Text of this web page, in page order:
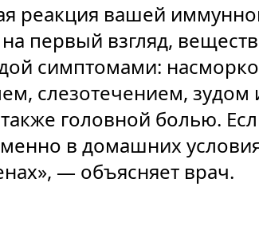
реакция вашей
первый взгляд,
симптомами:
слезотечением, зудом
головной болью.
в домашних
— объясняет врач.